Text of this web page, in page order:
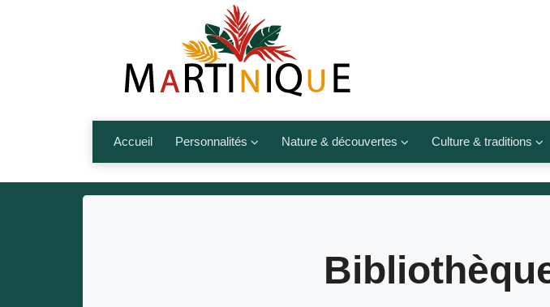
Accueil Personnalités
Artistes
Nature & découvertes
Fleurs, fruits, légumes
Montagnes et rivières
Culture & traditions
Culte et religions
populaires